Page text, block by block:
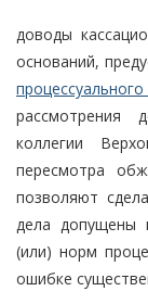
доводы
оснований,
рассмотрения
коллегии
пересмотра
позволяют
дела допущены
(или) норм
ошибке